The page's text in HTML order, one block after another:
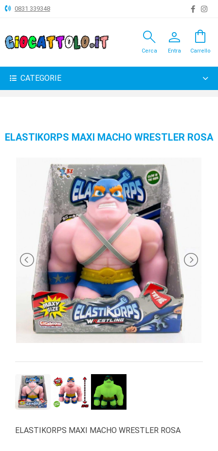
ANIMALI
BAMBOLE
PUZZLE
SYLVANIAN
VALIGERIA-
BORSETTE
0831 339348
search
Cerca
person
Entra
shopping_bag
Carrello
CATEGORIE
ELASTIKORPS MAXI MACHO WRESTLER ROSA
ELASTIKORPS MAXI MACHO WRESTLER ROSA